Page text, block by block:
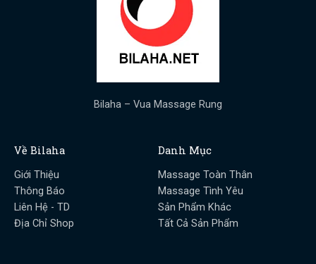
Bilaha – Vua Massage Rung
Về Bilaha
Giới Thiệu
Thông Báo
Liên Hệ - TD
Địa Chỉ Shop
Danh Mục
Massage Toàn Thân
Massage Tình Yêu
Sản Phẩm Khác
Tất Cả Sản Phẩm